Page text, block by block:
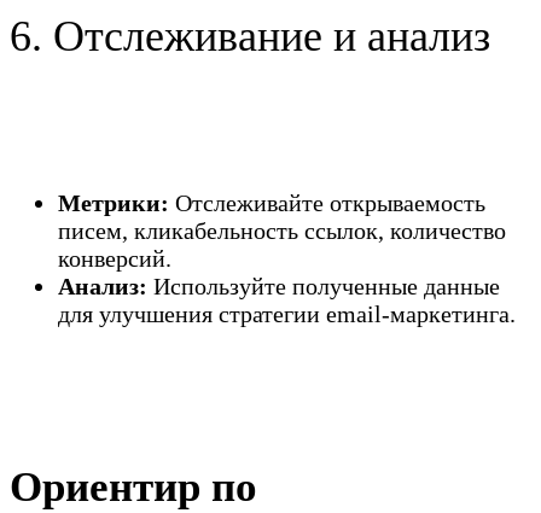
6. Отслеживание и анализ
Метрики: Отслеживайте открываемость
писем, кликабельность ссылок, количество
конверсий.
Анализ: Используйте полученные данные
для улучшения стратегии email-маркетинга.
Ориентир по